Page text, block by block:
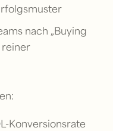
nach „Buying
reiner
Konversionsrate